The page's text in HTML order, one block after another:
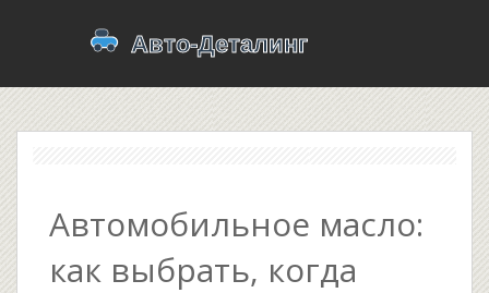
Автомобильное масло:
как выбрать, когда